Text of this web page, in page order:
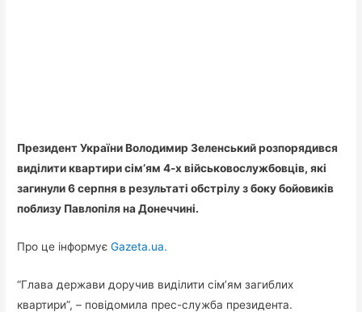
Президент України Володимир Зеленський розпорядився
виділити квартири сім’ям 4-х військовослужбовців, які
загинули 6 серпня в результаті обстрілу з боку бойовиків
поблизу Павлопіля на Донеччині.
Про це інформуєGazeta.ua.
“Глава держави доручив виділити сім’ям загиблих
квартири”, – повідомила прес-служба президента.